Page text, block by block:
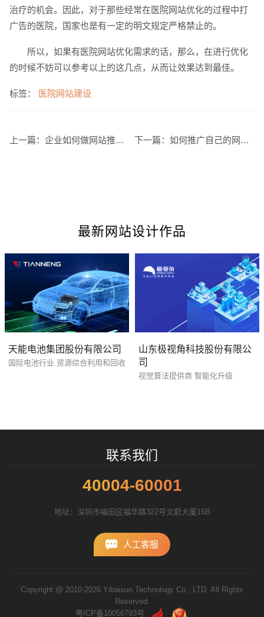
治疗的机会。因此，对于那些经常在医院网站优化的过程中打
广告的医院，国家也是有一定的明文规定严格禁止的。
所以，如果有医院网站优化需求的话，那么，在进行优化
的时候不妨可以参考以上的这几点，从而让效果达到最佳。
标签： 医院网站建设
上一篇： 企业如何做网站推广方案 下一篇：如何推广自己的网站 禁忌事项有哪些
最新网站设计作品
天能电池集团股份有限公司
国际电池行业 资源综合利用和回收
山东极视角科技股份有限公
司
视觉算法提供商 智能化升级
联系我们
40004-60001
地址：深圳市福田区福华路322号文蔚大厦16B
人工客服
Copyright @ 2010-2026 Yibaixun Technology Co., LTD. All Rights
Reserved.
粤ICP备10056793号
您的预算 3万-5万 5万-8万